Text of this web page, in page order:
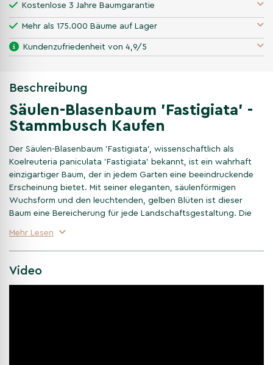
Kostenlose 3 Jahre Baumgarantie
Mehr als 175.000 Bäume auf Lager
Kundenzufriedenheit von 4,9/5
Beschreibung
Säulen-Blasenbaum 'Fastigiata' -
Stammbusch Kaufen
Der Säulen-Blasenbaum 'Fastigiata', wissenschaftlich als
Koelreuteria paniculata 'Fastigiata' bekannt, ist ein wahrhaft
einzigartiger Baum, der in jedem Garten eine beeindruckende
Erscheinung bietet. Mit seiner eleganten, säulenförmigen
Wuchsform und den leuchtenden, gelben Blüten ist dieser
Baum eine Bereicherung für jede Landschaftsgestaltung. Die
kombinieren Schönheit und Anpassungsfähigkeit, wodurch er
ideal für diverse Gartenstile geeignet ist.
Eigenschaften des Koelreuteria
Mehr Lesen
Video